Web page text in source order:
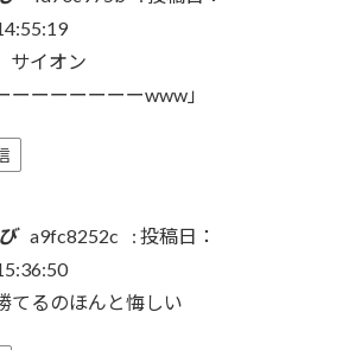
サイオン
ーーーーーーーwww」
a9fc8252c : 投稿日：
てるのほんと悔しい